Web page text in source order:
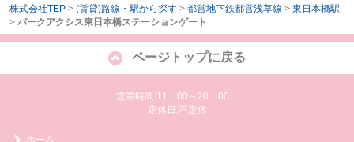
株式会社TEP > (賃貸)路線・駅から探す > 都営地下鉄都営浅草線 > 東日本橋駅
> パークアクシス東日本橋ステーションゲート
ページトップに戻る
営業時間:11：00～20：00
定休日:不定休